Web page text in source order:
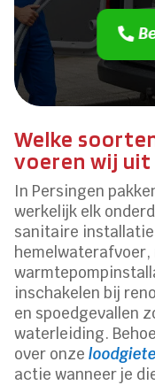
Welke
voeren wij uit
In Persingen
werkelijk elk
sanitaire
inschakelen bij
en spoedgevallen
waterleiding.
over onze
actie wanneer je